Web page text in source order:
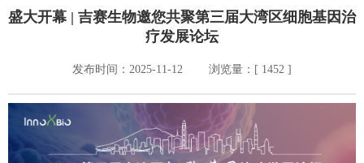
盛大开幕 | 吉赛生物邀您共聚第三届大湾区细胞基因治
疗发展论坛
发布时间：2025-11-12 浏览量：[ 1452 ]